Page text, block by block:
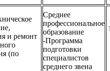
и ремонт
(по
Среднее
профессиональное
образование
-Программа
подготовки
специалистов
среднего звена